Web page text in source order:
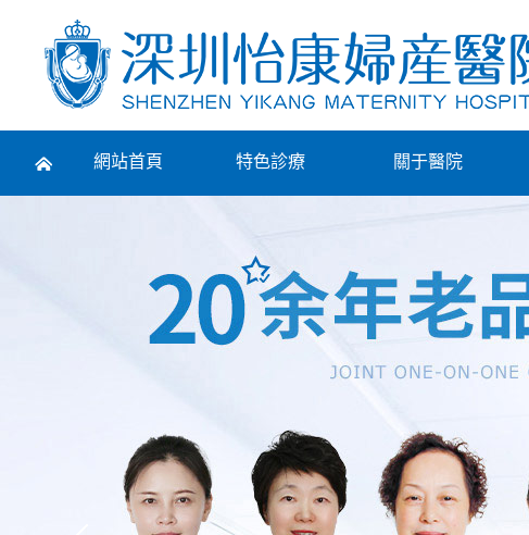
網站首頁 特色診療 關于醫院
Prev